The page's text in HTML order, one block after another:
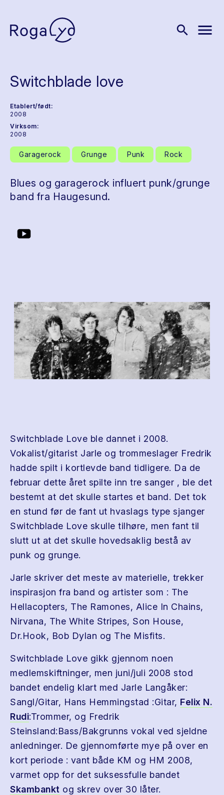
search menu
Switchblade love
Etablert/født:
2008
Virksom:
2008
Garagerock Grunge Punk Rock
Blues og garagerock influert punk/grunge
band fra Haugesund.
Switchblade Love ble dannet i 2008.
Vokalist/gitarist Jarle og trommeslager Fredrik
hadde spilt i kortlevde band tidligere. Da de
februar dette året spilte inn tre sanger , ble det
bestemt at det skulle startes et band. Det tok
en stund før de fant ut hvaslags type sjanger
Switchblade Love skulle tilhøre, men fant til
slutt ut at det skulle hovedsaklig bestå av
punk og grunge.
Jarle skriver det meste av materielle, trekker
inspirasjon fra band og artister som : The
Hellacopters, The Ramones, Alice In Chains,
Nirvana, The White Stripes, Son House,
Dr.Hook, Bob Dylan og The Misfits.
Switchblade Love gikk gjennom noen
medlemskiftninger, men juni/juli 2008 stod
bandet endelig klart med Jarle Langåker:
Sangl/Gitar, Hans Hemmingstad :Gitar, Felix N.
Rudi:Trommer, og Fredrik
Steinsland:Bass/Bakgrunns vokal ved sjeldne
anledninger. De gjennomførte mye på over en
kort periode : vant både KM og HM 2008,
varmet opp for det suksessfulle bandet
Skambankt og skrev over 30 låter.